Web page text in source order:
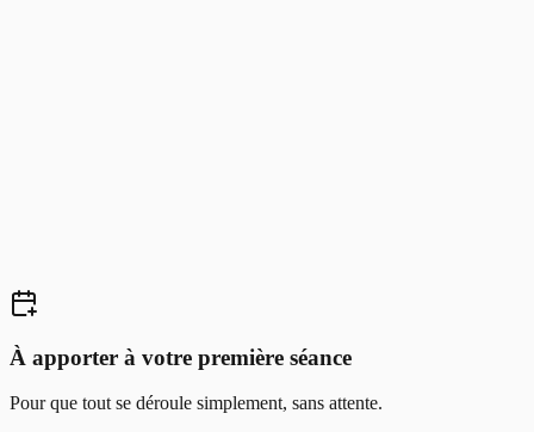
À apporter à votre première séance
Pour que tout se déroule simplement, sans attente.